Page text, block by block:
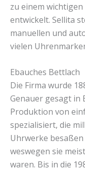
zu einem
entwickelt. Sellita
manuellen und
vielen
Ebauches Bettlach
Die Firma wurde
Genauer gesagt in
Produktion von
spezialisiert, die
Uhrwerke
weswegen sie
waren. Bis in die